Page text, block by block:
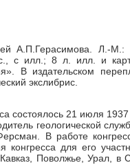
А.П.Герасимова. Л.-
с., с илл.; 8 л. илл. и
В издательском
экслибрис.
состоялось 21 июля
геологической
В работе
для его
Поволжье, Урал,